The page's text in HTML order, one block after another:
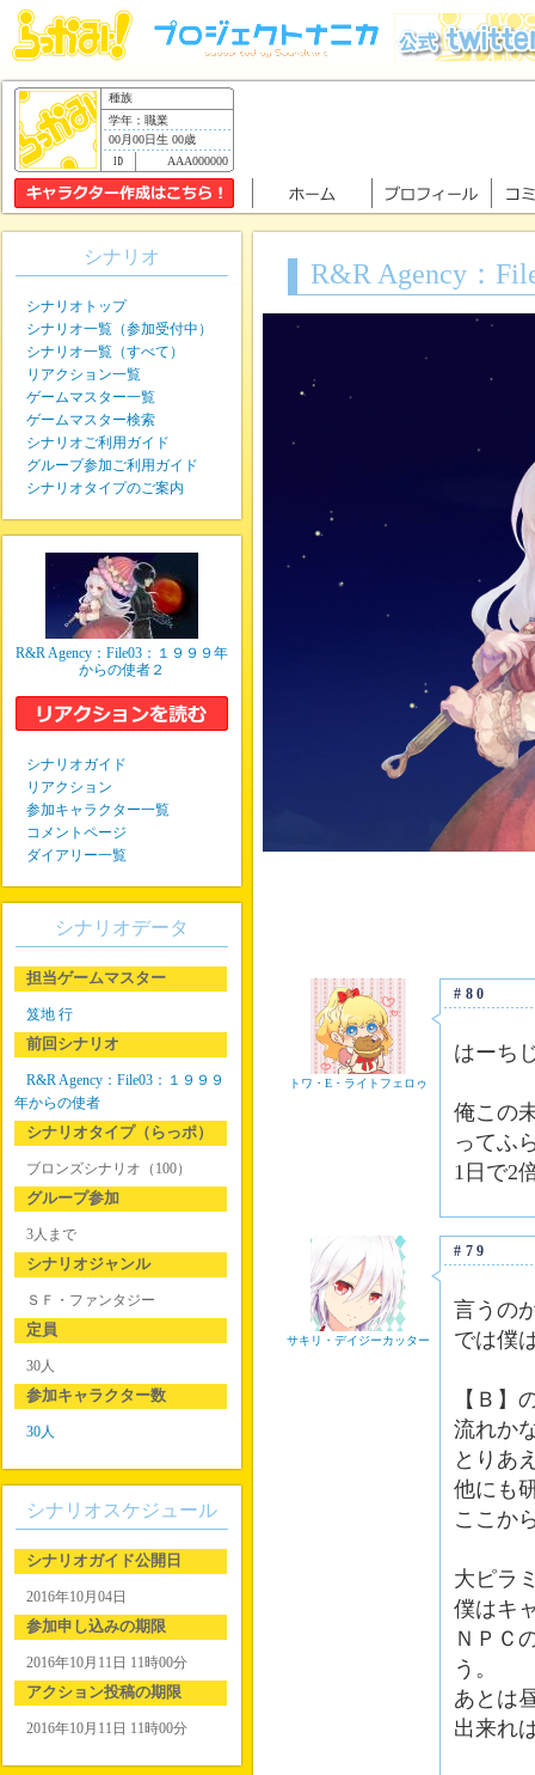
種族
学年：職業
00月00日生 00歳
AAA000000
R&R Agency：
トワ・E・ライトフェロゥ
#80
はーち
俺この
ってふ
1日で2
サキリ・デイジーカッター
#79
言うの
では僕
【Ｂ】
流れか
とりあ
他にも
ここか
大ピラ
僕はキ
ＮＰＣ
う。
あとは
出来れ
シナリオ
シナリオトップ
シナリオ一覧（参加受付中）
シナリオ一覧（すべて）
リアクション一覧
ゲームマスター一覧
ゲームマスター検索
シナリオご利用ガイド
グループ参加ご利用ガイド
シナリオタイプのご案内
R&R Agency：File03：１９９９年
からの使者２
シナリオガイド
リアクション
参加キャラクター一覧
コメントページ
ダイアリー一覧
シナリオデータ
担当ゲームマスター
笈地 行
前回シナリオ
R&R Agency：File03：１９９９
年からの使者
シナリオタイプ（らっポ）
ブロンズシナリオ（100）
グループ参加
3人まで
シナリオジャンル
ＳＦ・ファンタジー
定員
30人
参加キャラクター数
30人
シナリオスケジュール
シナリオガイド公開日
2016年10月04日
参加申し込みの期限
2016年10月11日 11時00分
アクション投稿の期限
2016年10月11日 11時00分